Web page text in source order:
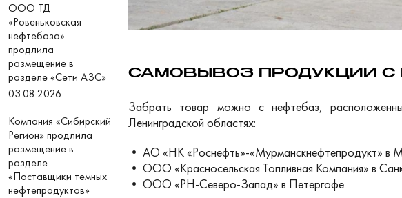
ООО ТД
«Ровеньковская
нефтебаза»
продлила
размещение в
разделе «Сети АЗС»
03.08.2026
Компания «Сибирский
Регион» продлила
размещение в
разделе
«Поставщики темных
нефтепродуктов»
САМОВЫВОЗ ПРОДУКЦИИ С
Забрать товар можно с нефтебаз,
Ленинградской областях:
• АО «НК «Роснефть»-«Мурманскнефтепродукт» в
• ООО «Красносельская Топливная Компания» в
• ООО «РН-Северо-Запад» в Петергофе